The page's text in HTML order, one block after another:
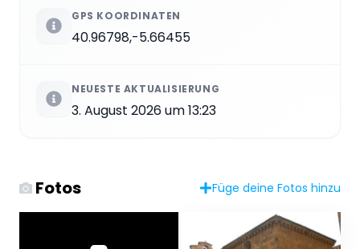
GPS KOORDINATEN
40.96798,-5.66455
NEUESTE AKTUALISIERUNG
3. August 2026 um 13:23
Fotos Füge deine Fotos hinzu